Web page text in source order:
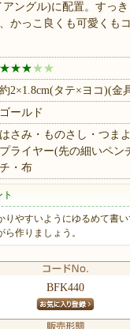
ングル)に配置。すっ
かっこ良くも可愛くも
★★★ ★ ★
約2×1.8cm(タテ×ヨコ)(金
ゴールド
はさみ・ものさし・つま
プライヤー(先の細いペン
チ・布
りやすいようにゆるめて書
作りましょう。
BFK440